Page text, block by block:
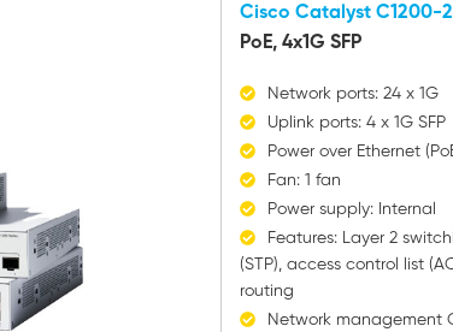
Cisco Catalyst C1200-
PoE, 4x1G SFP
Network ports: 24 x 1G
Uplink ports: 4 x 1G SFP
Power over Ethernet
Fan: 1 fan
Power supply: Internal
Features: Layer 2
(STP), access control list
routing
Network management